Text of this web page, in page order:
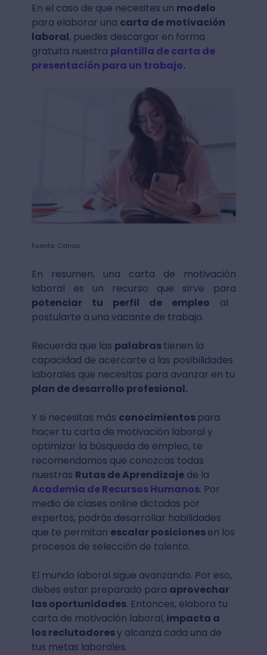
En el caso de que necesites un modelo
para elaborar una carta de motivación
laboral, puedes descargar en forma
gratuita nuestra plantilla de carta de
presentación para un trabajo.
Fuente: Canva
En resumen, una carta de motivación
laboral es un recurso que sirve para
potenciar tu perfil de empleo al
postularte a una vacante de trabajo.
Recuerda que las palabrastienen la
capacidad de acercarte a las posibilidades
laborales que necesitas para avanzar en tu
plan de desarrollo profesional.
Y si necesitas más conocimientos para
hacer tu carta de motivación laboral y
optimizar la búsqueda de empleo, te
recomendamos que conozcas todas
nuestras Rutas de Aprendizajede la
Academia de Recursos Humanos. Por
medio de clases online dictadas por
expertos, podrás desarrollar habilidades
que te permitan escalar posicionesen los
procesos de selección de talento.
El mundo laboral sigue avanzando. Por eso,
debes estar preparado para aprovechar
las oportunidades. Entonces, elabora tu
carta de motivación laboral, impacta a
los reclutadoresy alcanza cada una de
tus metas laborales.